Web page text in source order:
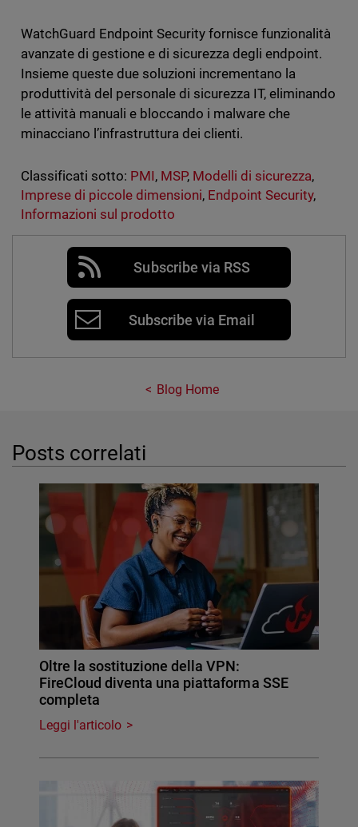
WatchGuard Endpoint Security fornisce funzionalità
avanzate di gestione e di sicurezza degli endpoint.
Insieme queste due soluzioni incrementano la
produttività del personale di sicurezza IT, eliminando
le attività manuali e bloccando i malware che
minacciano l’infrastruttura dei clienti.
Classificati sotto: PMI, MSP, Modelli di sicurezza,
Imprese di piccole dimensioni, Endpoint Security,
Informazioni sul prodotto
Subscribe via RSS
Subscribe via Email
Blog Home
Posts correlati
Oltre la sostituzione della VPN:
FireCloud diventa una piattaforma SSE
completa
Leggi l'articolo